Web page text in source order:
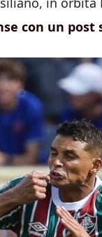
con un